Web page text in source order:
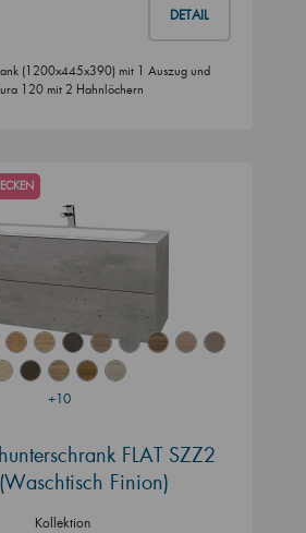
DETAIL
(1200x445x390) mit 1 Auszug und
120 mit 2 Hahnlöchern
+10
FLAT SZZ2
Finion)
Kollektion